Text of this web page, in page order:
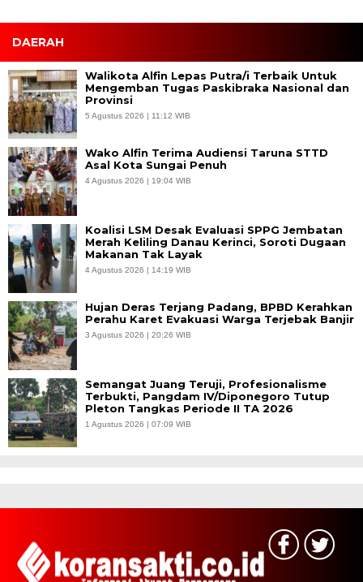
DAERAH
Walikota Alfin Lepas Putra/i Terbaik Untuk
Mengemban Tugas Paskibraka Nasional dan
Provinsi
5 Agustus 2026 | 11:12 WIB
Wako Alfin Terima Audiensi Taruna STTD
Asal Kota Sungai Penuh
4 Agustus 2026 | 19:04 WIB
Koalisi LSM Desak Evaluasi SPPG Jembatan
Merah Keliling Danau Kerinci, Soroti Dugaan
Makanan Tak Layak
4 Agustus 2026 | 14:19 WIB
Hujan Deras Terjang Padang, BPBD Kerahkan
Perahu Karet Evakuasi Warga Terjebak Banjir
3 Agustus 2026 | 20:26 WIB
Semangat Juang Teruji, Profesionalisme
Terbukti, Pangdam IV/Diponegoro Tutup
Pleton Tangkas Periode II TA 2026
1 Agustus 2026 | 07:09 WIB